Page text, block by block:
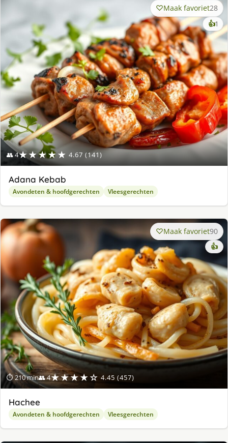
👥 4★★★★★ 4.67 (141)
Maak favoriet28
👍1
Adana Kebab
Avondeten & hoofdgerechten Vleesgerechten
⏱ 210 min👥 4★★★★☆ 4.45 (457)
Maak favoriet90
👍
Hachee
Avondeten & hoofdgerechten Vleesgerechten